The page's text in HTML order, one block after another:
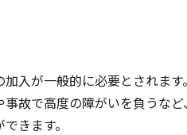
入が一般的に必要とされます。
故で高度の障がいを負うな
きます。